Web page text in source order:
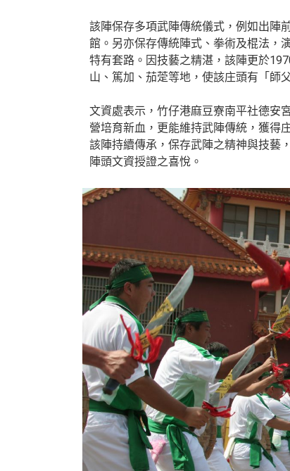
該陣保存多項武陣傳統儀式，例如出陣
館。另亦保存傳統陣式、拳術及棍法，
特有套路。因技藝之精湛，該陣更於
山、篤加、茄萣等地，使該庄頭有「師
文資處表示，竹仔港麻豆寮南平社德安
營培育新血，更能維持武陣傳統，獲得
該陣持續傳承，保存武陣之精神與技藝
陣頭文資授證之喜悅。